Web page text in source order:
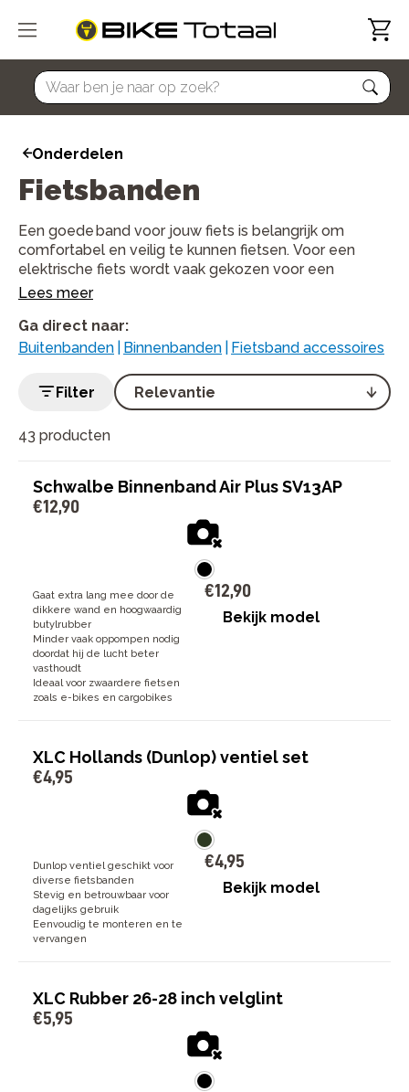
home
Onderdelen
Fietsbanden
Een goede band voor jouw fiets is belangrijk om
comfortabel en veilig te kunnen fietsen. Voor een
elektrische fiets wordt vaak gekozen voor een
betrouwbare en slijtvaste band. Op e-bikes zie je
leklaag. Een fietsband met lage rolweerstand past
weer goed bij racefietsen en bij een mountainbike
webshop vind je ze allemaal, inclusief accessoires en
reparatiedoosjes.
De selectie fietsbanden bij Bike Totaal is zorgvuldig
fietsliefhebbers te voldoen. Of je nu een fanatieke
mountainbiker bent die op zoek is naar banden met
uitstekende grip voor ruige trails, of een stadsfietser
die streeft naar duurzaamheid en comfort voor de
dagelijkse ritjes; bij Bike Totaal vindt u de perfecte
Lees meer
Ga direct naar:
Buitenbanden Binnenbanden Fietsband accessoires
43 producten
Filter
Schwalbe Binnenband Air Plus SV13AP
€12,90
Gaat extra lang mee door de
dikkere wand en hoogwaardig
butylrubber
Minder vaak oppompen nodig
doordat hij de lucht beter
vasthoudt
Ideaal voor zwaardere fietsen
zoals e-bikes en cargobikes
€12,90
Bekijk model
XLC Hollands (Dunlop) ventiel set
€4,95
Dunlop ventiel geschikt voor
diverse fietsbanden
Stevig en betrouwbaar voor
dagelijks gebruik
Eenvoudig te monteren en te
vervangen
€4,95
Bekijk model
XLC Rubber 26-28 inch velglint
€5,95